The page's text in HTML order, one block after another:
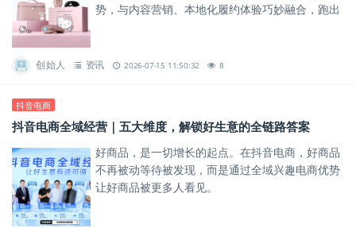
势，与内容营销、本地化履约体验巧妙融合，跑出
创始人 资讯 2026-07-15 11:50:32 8
抖音电商
抖音电商全域经营｜五大维度，解锁好生意的全链路答案
好商品，是一切增长的起点。在抖音电商，好商品
不再被动等待被发现，而是通过全域兴趣电商优势
让好商品被更多人看见。